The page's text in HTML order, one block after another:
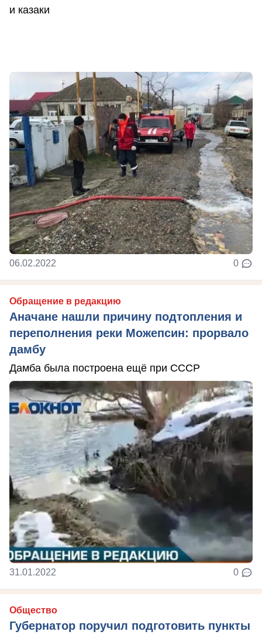
и казаки
06.02.2022 0
Обращение в редакцию
Аначане нашли причину подтопления и
переполнения реки Можепсин: прорвало
дамбу
Дамба была построена ещё при СССР
31.01.2022 0
Общество
Губернатор поручил подготовить пункты